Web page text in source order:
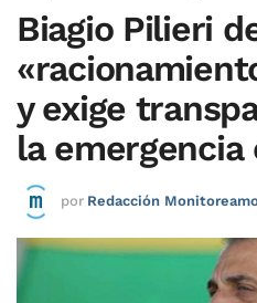
Biagio Pilieri
y exige
la
por Redacción